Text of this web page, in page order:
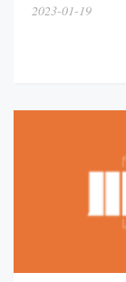
2023-01-19